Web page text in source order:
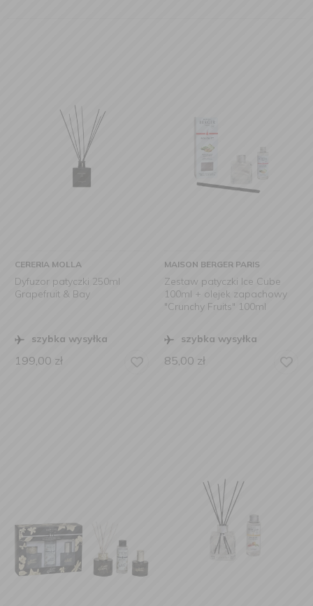
CERERIA MOLLA
Dyfuzor patyczki 250ml
Grapefruit & Bay
szybka wysyłka
199,00 zł
MAISON BERGER PARIS
Zestaw patyczki Ice Cube
100ml + olejek zapachowy
"Crunchy Fruits" 100ml
szybka wysyłka
85,00 zł